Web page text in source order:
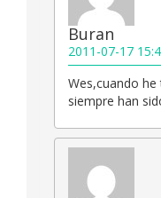
Buran
2011-07-17
Wes,cuando
siempre han